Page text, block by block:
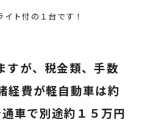
ト付の１台です！
すが、税金類、手数
経費が軽自動車は約
車で別途約１５万円